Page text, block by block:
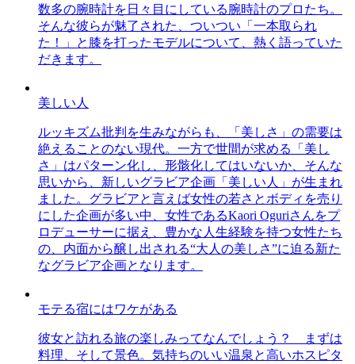
数多の腕時計を日々目にしている腕時計のプロたち。
そんな彼らが魅了された、ついつい「一本取られ
た！」と膝を打ったモデルについて、熱く語っていた
だきます。
美しい人
ルッキズム批判を生みながらも、「美しさ」の需要は
絶えることのない現代。一方で世間が求める「美し
さ」はパターン化し、形骸化してはいないか、そんな
思いから、新しいグラビア企画「美しい人」が生まれ
ました。グラビアと言えば女性の若さとボディを売り
にした企画が多い中、女性であるKaori Oguriさんをプ
ロデューサーに据え、豊かな人生経験を持つ女性たち
の、内面から醸し出される“大人の美しさ”に迫る新た
なグラビア企画となります。
モテる宿にはワケがある
彼女と訪れる旅の楽しみってなんでしょう？ まずは
料理、そして景色。気持ちのいい温泉と高いホスピタ